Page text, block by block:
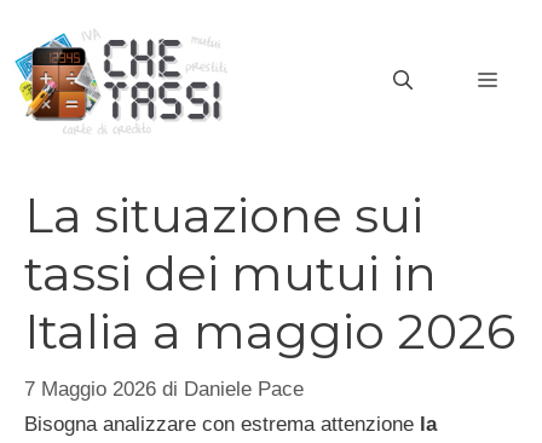
contenuto
La situazione sui
tassi dei mutui in
Italia a maggio 2026
7 Maggio 2026 di Daniele Pace
Bisogna analizzare con estrema attenzione la